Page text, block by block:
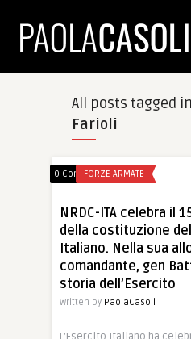
All posts tagged
Farioli
0 CommentsFORZE ARMATE
NRDC-ITA celebra il
della costituzione
Italiano. Nella sua
comandante, gen
storia dell’Esercito
Written by PaolaCasoli